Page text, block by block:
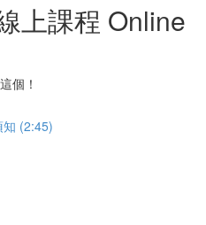
上課程 Online
個！
知 (2:45)